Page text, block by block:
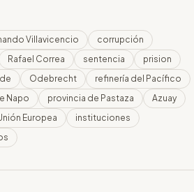
Villavicencio
corrupción
Rafael Correa sentencia
prision
Odebrecht
refinería del Pacífico
Napo provincia de Pastaza
Azuay
Europea
instituciones